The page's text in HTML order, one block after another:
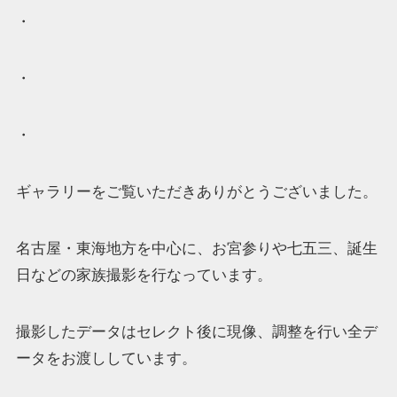
・
・
・
ギャラリーをご覧いただきありがとうございました。
名古屋・東海地方を中心に、お宮参りや七五三、誕生
日などの家族撮影を行なっています。
撮影したデータはセレクト後に現像、調整を行い全デ
ータをお渡ししています。